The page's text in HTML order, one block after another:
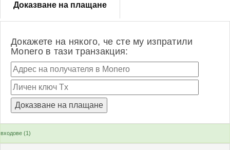
Доказване на плащане
Докажете на някого, че сте му изпратили
Monero в тази транзакция:
входове (1)